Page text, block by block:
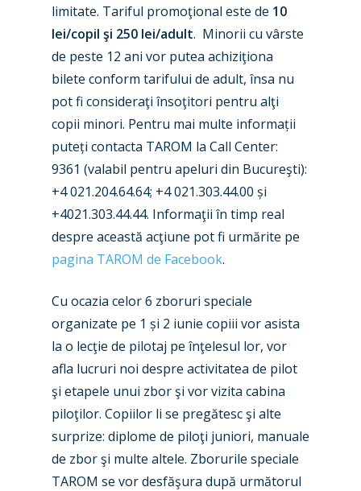
limitate. Tariful promoţional este de 10
lei/copil şi 250 lei/adult. Minorii cu vârste
de peste 12 ani vor putea achiziţiona
bilete conform tarifului de adult, însa nu
pot fi consideraţi însoţitori pentru alţi
copii minori. Pentru mai multe informații
puteți contacta TAROM la Call Center:
9361 (valabil pentru apeluri din Bucureşti):
+4 021.204.64.64; +4 021.303.44.00 și
+4021.303.44.44. Informaţii în timp real
despre această acţiune pot fi urmărite pe
pagina TAROM de Facebook.
Cu ocazia celor 6 zboruri speciale
organizate pe 1 și 2 iunie copiii vor asista
la o lecţie de pilotaj pe înţelesul lor, vor
afla lucruri noi despre activitatea de pilot
şi etapele unui zbor şi vor vizita cabina
piloţilor. Copiilor li se pregătesc şi alte
surprize: diplome de piloţi juniori, manuale
de zbor şi multe altele. Zborurile speciale
TAROM se vor desfăşura după următorul
New Routes
Industry
Accidents / Incidents
Airshows
Dubai 2025
Paris 2025
Farnborough 2024
Farnborough 2022
Dubai 2019
Paris 2019
Business Jets
Military
Trip Reports
Jobs
Contact